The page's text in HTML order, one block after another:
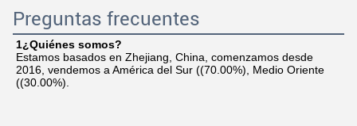
Preguntas frecuentes
1¿Quiénes somos?
Estamos basados en Zhejiang, China, comenzamos desde
2016, vendemos a América del Sur ((70.00%), Medio Oriente
((30.00%).